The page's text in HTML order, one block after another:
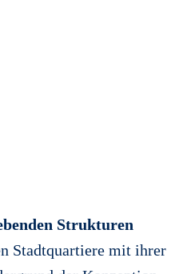
Strukturen
Stadtquartiere mit ihrer